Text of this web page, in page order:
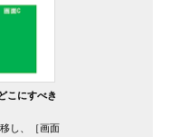
こにすべき
し、［画面